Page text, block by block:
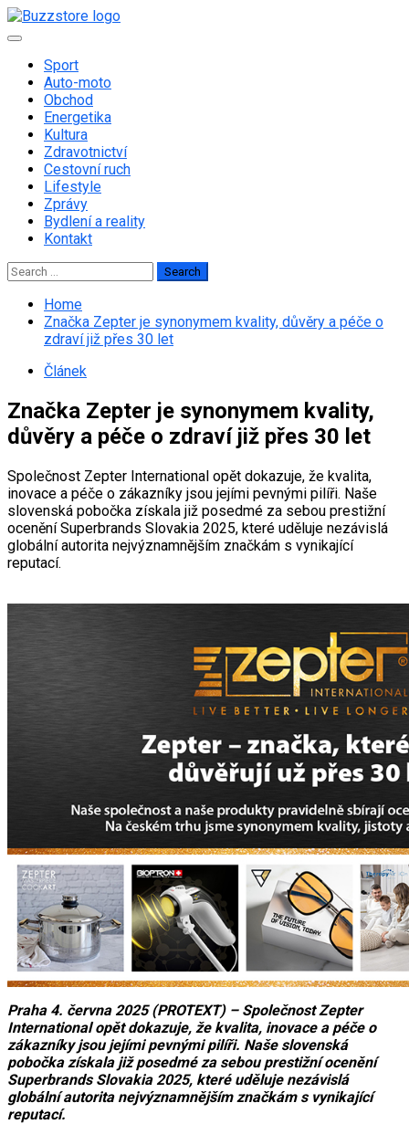
Skip
to
Primary
Sport
Auto-moto
Obchod
Energetika
Kultura
Zdravotnictví
Cestovní ruch
Lifestyle
Zprávy
Bydlení a reality
Kontakt
Search
for:
Home
Značka Zepter je synonymem kvality, důvěry a péče o
zdraví již přes 30 let
Článek
Značka Zepter je synonymem kvality,
důvěry a péče o zdraví již přes 30 let
Společnost Zepter International opět dokazuje, že kvalita,
inovace a péče o zákazníky jsou jejími pevnými pilíři. Naše
slovenská pobočka získala již posedmé za sebou prestižní
ocenění Superbrands Slovakia 2025, které uděluje nezávislá
globální autorita nejvýznamnějším značkám s vynikající
reputací.
Praha 4. června 2025 (PROTEXT) – Společnost Zepter
International opět dokazuje, že kvalita, inovace a péče o
zákazníky jsou jejími pevnými pilíři. Naše slovenská
pobočka získala již posedmé za sebou prestižní ocenění
Superbrands Slovakia 2025, které uděluje nezávislá
globální autorita nejvýznamnějším značkám s vynikající
reputací.